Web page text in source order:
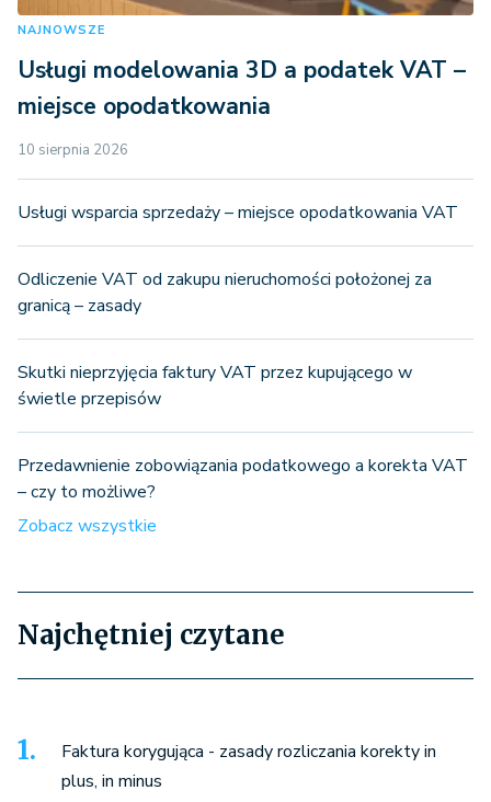
NAJNOWSZE
Usługi modelowania 3D a podatek VAT –
miejsce opodatkowania
10 sierpnia 2026
Usługi wsparcia sprzedaży – miejsce opodatkowania VAT
Odliczenie VAT od zakupu nieruchomości położonej za
granicą – zasady
Skutki nieprzyjęcia faktury VAT przez kupującego w
świetle przepisów
Przedawnienie zobowiązania podatkowego a korekta VAT
– czy to możliwe?
Zobacz wszystkie
Najchętniej czytane
Faktura korygująca - zasady rozliczania korekty in
plus, in minus